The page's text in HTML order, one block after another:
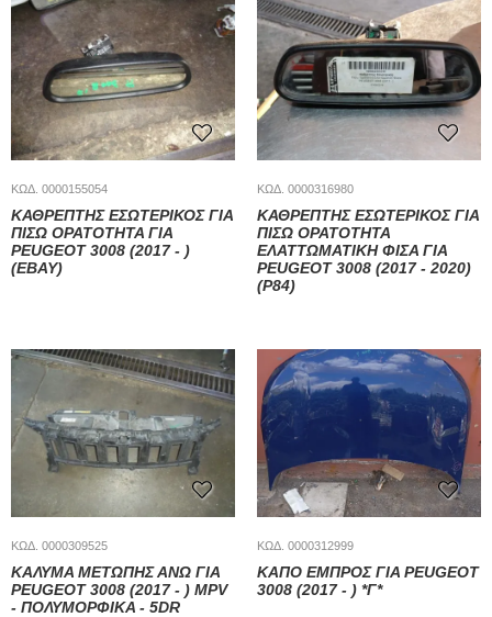
ΚΩΔ. 0000155054
ΚΑΘΡΕΠΤΗΣ ΕΣΩΤΕΡΙΚΟΣ ΓΙΑ
ΠΙΣΩ ΟΡΑΤΟΤΗΤΑ ΓΙΑ
PEUGEOT 3008 (2017 - )
(EBAY)
ΚΩΔ. 0000316980
ΚΑΘΡΕΠΤΗΣ ΕΣΩΤΕΡΙΚΟΣ ΓΙΑ
ΠΙΣΩ ΟΡΑΤΟΤΗΤΑ
ΕΛΑΤΤΩΜΑΤΙΚΗ ΦΙΣΑ ΓΙΑ
PEUGEOT 3008 (2017 - 2020)
(P84)
ΚΩΔ. 0000309525
ΚΑΛΥΜΑ ΜΕΤΩΠΗΣ ΑΝΩ ΓΙΑ
PEUGEOT 3008 (2017 - ) MPV
- ΠΟΛΥΜΟΡΦΙΚΑ - 5DR
ΚΩΔ. 0000312999
ΚΑΠΟ ΕΜΠΡΟΣ ΓΙΑ PEUGEOT
3008 (2017 - ) *Γ*